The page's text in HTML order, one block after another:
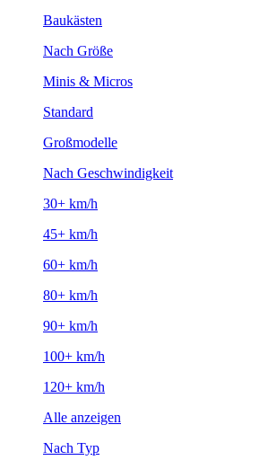
Baukästen
Nach Größe
Minis & Micros
Standard
Großmodelle
Nach Geschwindigkeit
30+ km/h
45+ km/h
60+ km/h
80+ km/h
90+ km/h
100+ km/h
120+ km/h
Alle anzeigen
Nach Typ